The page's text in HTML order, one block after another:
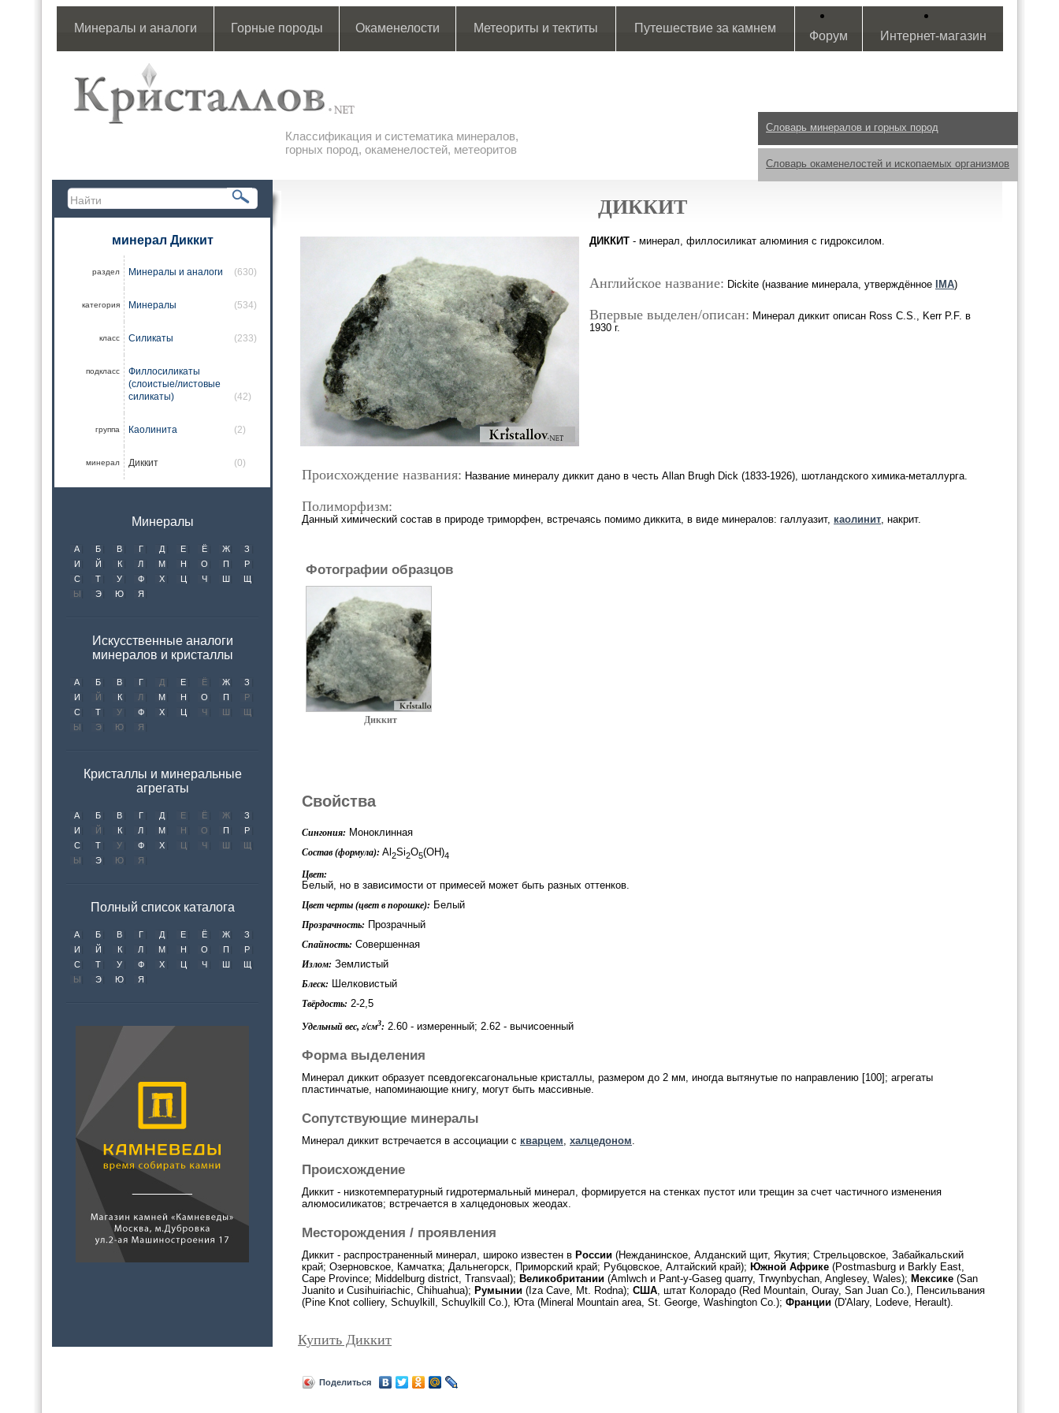
Минералы и аналоги Горные породы Окаменелости Метеориты и тектиты Путешествие за камнем
Форум Интернет-магазин
Классификация и систематика минералов,
горных пород, окаменелостей, метеоритов
Словарь минералов и горных пород
Словарь окаменелостей и ископаемых организмов
минерал Диккит
раздел Минералы и аналоги (630)
категория Минералы (534)
класс Силикаты (233)
подкласс
Филлосиликаты
(слоистые/листовые
силикаты)
(42)
группа Каолинита (2)
минерал Диккит (0)
Минералы
А Б В Г Д Е Ё Ж
З
И
Й К Л М Н О П
Р
С
Т У Ф Х Ц Ч Ш
Щ
Ы
Э Ю Я
Искусственные аналоги
минералов и кристаллы
А Б В Г Д Е Ё Ж
З
И
Й К Л М Н О П
Р
С
Т У Ф Х Ц Ч Ш
Щ
Ы
Э Ю Я
Кристаллы и минеральные
агрегаты
А Б В Г Д Е Ё Ж
З
И
Й К Л М Н О П
Р
С
Т У Ф Х Ц Ч Ш
Щ
Ы
Э Ю Я
Полный список каталога
А Б В Г Д Е Ё Ж
З
И
Й К Л М Н О П
Р
С
Т У Ф Х Ц Ч Ш
Щ
Ы
Э Ю Я
ДИККИТ
ДИККИТ - минерал, филлосиликат алюминия с гидроксилом.
Английское название: Dickite (название минерала, утверждённое IMA)
Впервые выделен/описан: Минерал диккит описан Ross C.S., Kerr P.F. в
1930 г.
Происхождение названия: Название минералу диккит дано в честь Allan Brugh Dick (1833-1926), шотландского химика-металлурга.
Полиморфизм:
Данный химический состав в природе триморфен, встречаясь помимо диккита, в виде минералов: галлуазит, каолинит, накрит.
Фотографии образцов
Диккит
Свойства
Сингония: Моноклинная
Состав (формула): Al 2Si2O5(OH)4
Цвет:
Белый, но в зависимости от примесей может быть разных оттенков.
Цвет черты (цвет в порошке): Белый
Прозрачность: Прозрачный
Спайность: Совершенная
Излом: Землистый
Блеск: Шелковистый
Твёрдость: 2-2,5
Удельный вес, г/см3: 2.60 - измеренный; 2.62 - вычисоенный
Форма выделения
Минерал диккит образует псевдогексагональные кристаллы, размером до 2 мм, иногда вытянутые по направлению [100]; агрегаты
пластинчатые, напоминающие книгу, могут быть массивные.
Сопутствующие минералы
Минерал диккит встречается в ассоциации с кварцем халцедоном
Происхождение
Диккит - низкотемпературный гидротермальный минерал, формируется на стенках пустот или трещин за счет частичного изменения
алюмосиликатов; встречается в халцедоновых жеодах.
Месторождения / проявления
Диккит - распространенный минерал, широко известен в России (Нежданинское, Алданский щит, Якутия; Стрельцовское, Забайкальский
край; Озерновское, Камчатка; Дальнегорск, Приморский край; Рубцовское, Алтайский край); Южной Африке (Postmasburg и Barkly East,
Cape Province; Middelburg district, Transvaal); Великобритании (Amlwch и Pant-y-Gaseg quarry, Trwynbychan, Anglesey, Wales); Мексике (San
Juanito и Cusihuiriachic, Chihuahua); Румынии (Iza Cave, Mt. Rodna); США , штат Колорадо (Red Mountain, Ouray, San Juan Co.), Пенсильвания
(Pine Knot colliery, Schuylkill, Schuylkill Co.), Юта (Mineral Mountain area, St. George, Washington Co.); Франции (D'Alary, Lodeve, Herault).
Купить Диккит
Поделиться